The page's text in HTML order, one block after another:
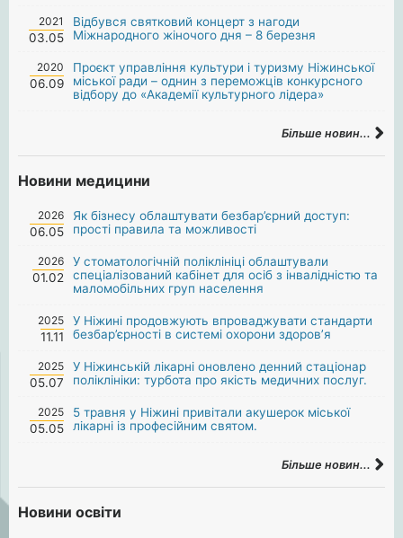
2021
03.05
Відбувся святковий концерт з нагоди
Міжнародного жіночого дня – 8 березня
2020
06.09
Проєкт управління культури і туризму Ніжинської
міської ради – однин з переможців конкурсного
відбору до «Академії культурного лідера»
Більше новин...
Новини медицини
2026
06.05
Як бізнесу облаштувати безбар’єрний доступ:
прості правила та можливості
2026
01.02
У стоматологічній поліклініці облаштували
спеціалізований кабінет для осіб з інвалідністю та
маломобільних груп населення
2025
11.11
У Ніжині продовжують впроваджувати стандарти
безбар’єрності в системі охорони здоров’я
2025
05.07
У Ніжинській лікарні оновлено денний стаціонар
поліклініки: турбота про якість медичних послуг.
2025
05.05
5 травня у Ніжині привітали акушерок міської
лікарні із професійним святом.
Більше новин...
Новини освіти